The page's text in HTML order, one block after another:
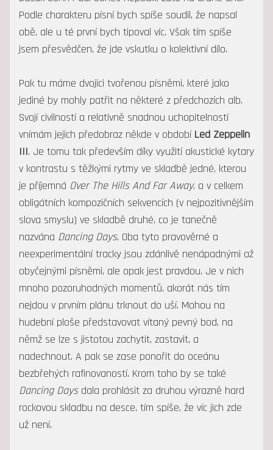
Podle charakteru písní bych spíše soudil, že napsal
obě, ale u té první bych tipoval víc. Však tím spíše
jsem přesvědčen, že jde vskutku o kolektivní dílo.
Pak tu máme dvojici tvořenou písněmi, které jako
jediné by mohly patřit na některé z předchozích alb.
Svojí civilností a relativně snadnou uchopitelností
vnímám jejich předobraz někde v období Led Zeppelin
III. Je tomu tak především díky využití akustické kytary
v kontrastu s těžkými rytmy ve skladbě jedné, kterou
je příjemná Over The Hills And Far Away, a v celkem
obligátních kompozičních sekvencích (v nejpozitivnějším
slova smyslu) ve skladbě druhé, co je tanečně
nazvána Dancing Days. Oba tyto pravověrné a
neexperimentální tracky jsou zdánlivě nenápadnými až
obyčejnými písněmi, ale opak jest pravdou. Je v nich
mnoho pozoruhodných momentů, akorát nás tím
nejdou v prvním plánu trknout do uší. Mohou na
hudební ploše představovat vítaný pevný bod, na
němž se lze s jistotou zachytit, zastavit, a
nadechnout. A pak se zase ponořit do oceánu
bezbřehých rafinovaností. Krom toho by se také
Dancing Daysdala prohlásit za druhou výrazně hard
rockovou skladbu na desce, tím spíše, že víc jich zde
už není.